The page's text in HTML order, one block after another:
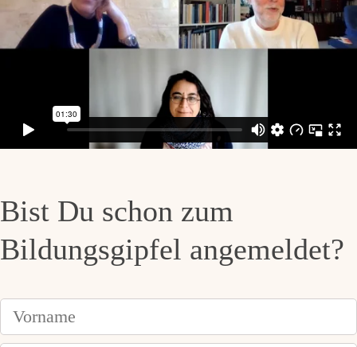
Bist Du schon zum
Bildungsgipfel angemeldet?